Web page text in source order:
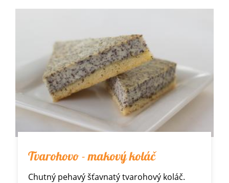
Tvarohovo - makový koláč
Chutný pehavý šťavnatý tvarohový koláč.